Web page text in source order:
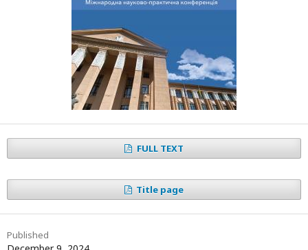
FULL TEXT
Title page
Published